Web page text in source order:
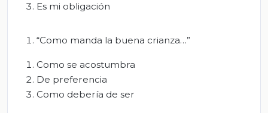
Es mi obligación
“Como manda la buena crianza…”
Como se acostumbra
De preferencia
Como debería de ser